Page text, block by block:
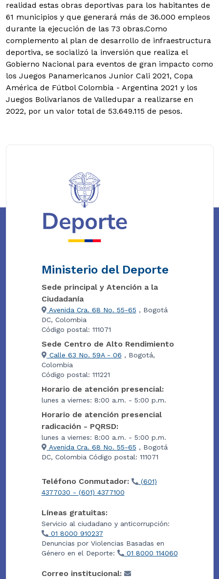
realidad estas obras deportivas para los habitantes de
61 municipios y que generará más de 36.000 empleos
durante la ejecución de las 73 obras.Como
complemento al plan de desarrollo de infraestructura
deportiva, se socializó la inversión que realiza el
Gobierno Nacional para eventos de gran impacto como
los Juegos Panamericanos Junior Cali 2021, Copa
América de Fútbol Colombia - Argentina 2021 y los
Juegos Bolivarianos de Valledupar a realizarse en
2022, por un valor total de 53.649.115 de pesos.
Ministerio del Deporte
Sede principal y Atención a la
Ciudadanía
Avenida Cra. 68 No. 55-65 , Bogotá
DC, Colombia
Código postal: 111071
Sede Centro de Alto Rendimiento
Calle 63 No. 59A - 06 , Bogotá,
Colombia
Código postal: 111221
Horario de atención presencial:
lunes a viernes: 8:00 a.m. - 5:00 p.m.
Horario de atención presencial
radicación - PQRSD:
lunes a viernes: 8:00 a.m. - 5:00 p.m.
Avenida Cra. 68 No. 55-65 , Bogotá
DC, Colombia Código postal: 111071
Teléfono Conmutador:
(601)
4377030 - (601) 4377100
Líneas gratuitas:
Servicio al ciudadano y anticorrupción:
01 8000 910237
Denuncias por Violencias Basadas en
Género en el Deporte:
01 8000 114060
Correo institucional: